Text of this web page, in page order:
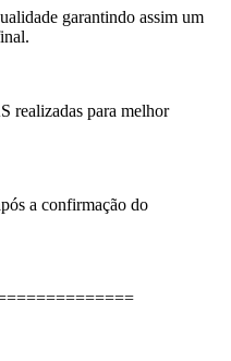
garantindo assim um
realizadas para melhor
a confirmação do